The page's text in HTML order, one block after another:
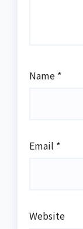
Name *
Email *
Website